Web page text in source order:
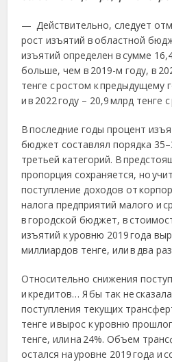
— Действительно, следует
рост изъятий в областной
изъятий определен в сумме
больше, чем в 2019-м году, в
тенге с ростом к предыдущему
и в 2022 году – 20,9 млрд тенге
В последние годы процент
бюджет составлял порядка
третьей категорий. В
пропорция сохраняется, но
поступление доходов от
налога предприятий малого и
в городской бюджет, в
изъятий к уровню 2019 года
миллиардов тенге, или в два
Относительно снижения
и кредитов… Я бы так не
поступления текущих
тенге и вырос к уровню
тенге, или на 24%. Объем
остался на уровне 2019 года и